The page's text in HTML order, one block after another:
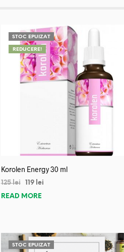
STOC EPUIZAT
REDUCERE!
Korolen Energy 30 ml
125lei 119 lei
READ MORE
STOC EPUIZAT